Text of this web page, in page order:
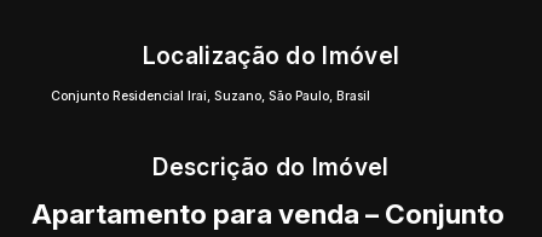
Localização do Imóvel
Conjunto Residencial Irai,Suzano,São Paulo,Brasil
Descrição do Imóvel
Apartamento para venda – Conjunto